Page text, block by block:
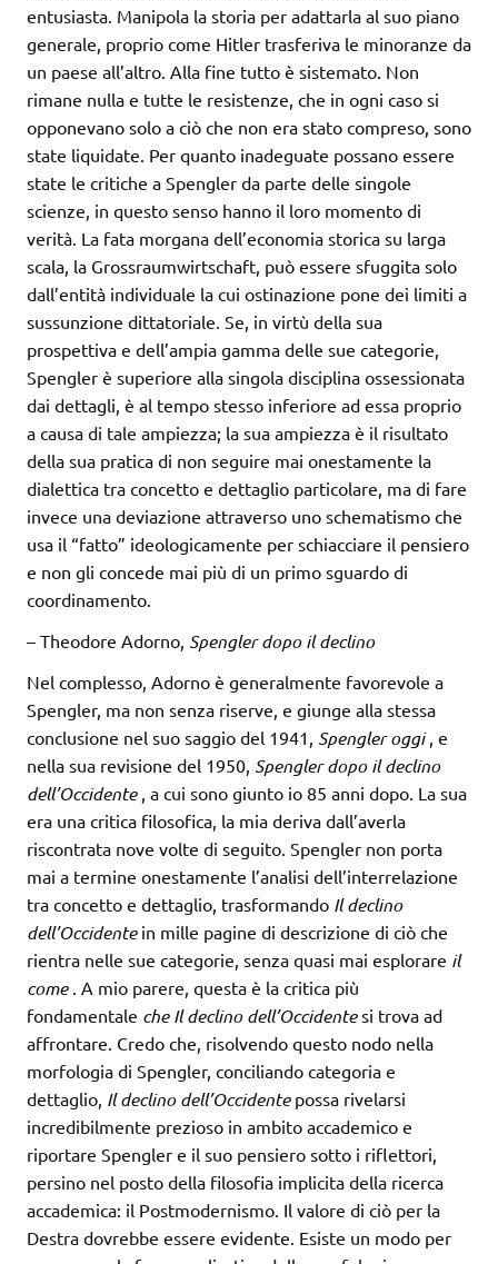
entusiasta. Manipola la storia per adattarla al suo piano
generale, proprio come Hitler trasferiva le minoranze da
un paese all’altro. Alla fine tutto è sistemato. Non
rimane nulla e tutte le resistenze, che in ogni caso si
opponevano solo a ciò che non era stato compreso, sono
state liquidate. Per quanto inadeguate possano essere
state le critiche a Spengler da parte delle singole
scienze, in questo senso hanno il loro momento di
verità. La fata morgana dell’economia storica su larga
scala, la Grossraumwirtschaft, può essere sfuggita solo
dall’entità individuale la cui ostinazione pone dei limiti a
sussunzione dittatoriale. Se, in virtù della sua
prospettiva e dell’ampia gamma delle sue categorie,
Spengler è superiore alla singola disciplina ossessionata
dai dettagli, è al tempo stesso inferiore ad essa proprio
a causa di tale ampiezza; la sua ampiezza è il risultato
della sua pratica di non seguire mai onestamente la
dialettica tra concetto e dettaglio particolare, ma di fare
invece una deviazione attraverso uno schematismo che
usa il “fatto” ideologicamente per schiacciare il pensiero
e non gli concede mai più di un primo sguardo di
coordinamento.
– Theodore Adorno, Spengler dopo il declino
Nel complesso, Adorno è generalmente favorevole a
Spengler, ma non senza riserve, e giunge alla stessa
conclusione nel suo saggio del 1941, Spengler oggi, e
nella sua revisione del 1950, Spengler dopo il declino
dell’Occidente, a cui sono giunto io 85 anni dopo. La sua
era una critica filosofica, la mia deriva dall’averla
riscontrata nove volte di seguito. Spengler non porta
mai a termine onestamente l’analisi dell’interrelazione
tra concetto e dettaglio, trasformando Il declino
dell’Occidentein mille pagine di descrizione di ciò che
rientra nelle sue categorie, senza quasi mai esplorare il
come. A mio parere, questa è la critica più
fondamentale che Il declino dell’Occidentesi trova ad
affrontare. Credo che, risolvendo questo nodo nella
morfologia di Spengler, conciliando categoria e
dettaglio, Il declino dell’Occidentepossa rivelarsi
incredibilmente prezioso in ambito accademico e
riportare Spengler e il suo pensiero sotto i riflettori,
persino nel posto della filosofia implicita della ricerca
accademica: il Postmodernismo. Il valore di ciò per la
Destra dovrebbe essere evidente. Esiste un modo per